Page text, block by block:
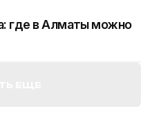
где в Алматы можно